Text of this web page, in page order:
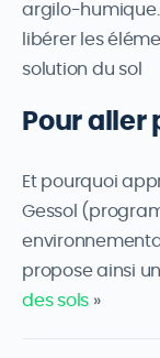
argilo-
libérer les
solution du sol
Pour aller
Et pourquoi
Gessol
propose ainsi
des sols »